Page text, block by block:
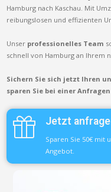
Hamburg nach Kaschau. Mit
reibungslosen und effizienten
Unser professionelles Team
schnell von Hamburg an Ihrem
Sichern Sie sich jetzt Ihren
sparen Sie bei einer Anfragen
Jetzt
Sparen Sie 50€ mit
Angebot.